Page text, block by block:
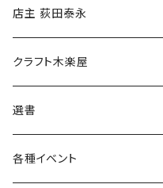
傘
食料品
その他
店主 荻田泰永
書籍
ウェア
クラフト木楽屋
選書
各種イベント